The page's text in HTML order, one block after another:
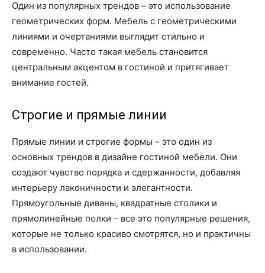
Один из популярных трендов – это использование
геометрических форм. Мебель с геометрическими
линиями и очертаниями выглядит стильно и
современно. Часто такая мебель становится
центральным акцентом в гостиной и притягивает
внимание гостей.
Строгие и прямые линии
Прямые линии и строгие формы – это один из
основных трендов в дизайне гостиной мебели. Они
создают чувство порядка и сдержанности, добавляя
интерьеру лаконичности и элегантности.
Прямоугольные диваны, квадратные столики и
прямолинейные полки – все это популярные решения,
которые не только красиво смотрятся, но и практичны
в использовании.